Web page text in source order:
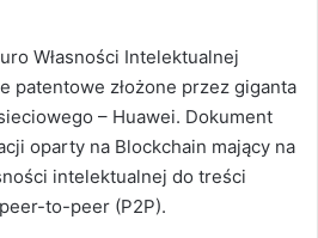
Własności Intelektualnej
patentowe złożone przez giganta
– Huawei. Dokument
oparty na Blockchain mający na
intelektualnej do treści
to-peer (P2P).